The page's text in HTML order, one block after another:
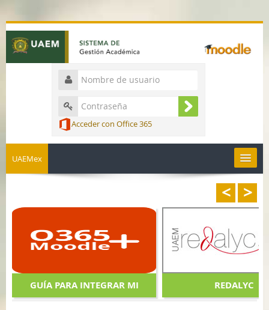
Acceder con Office 365
UAEMex
< >
GUÍA PARA INTEGRAR MI
REDALYC